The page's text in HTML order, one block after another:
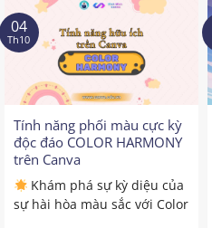
Tính năng phối màu cực kỳ
độc đáo COLOR HARMONY
trên Canva
Khám phá sự kỳ diệu của
sự hài hòa màu sắc với Color
04
Th10